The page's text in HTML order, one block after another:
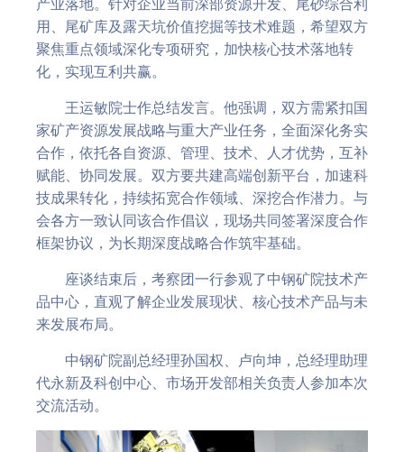
产业落地。针对企业当前深部资源开发、
尾砂综合利
用
、尾矿库及露天坑价值挖掘等技术难题，希望双方
聚焦重点领域深化专项研究，加快核心技术落地转
化，实现互利共赢。
王运敏院士作总结发言。他强调，双方需紧扣国
家矿产资源发展战略与重大产业任务，全面深化务实
合作，依托各自资源、管理、技术、人才优势，互补
赋能、协同发展。双方要共建高端创新平台，加速科
技成果转化，持续拓宽合作领域、深挖合作潜力。与
会各方一致认同该合作倡议，现场共同签署深度合作
框架协议，为长期深度战略合作筑牢基础。
座谈结束后，考察团一行参观了中钢矿院技术产
品中心，直观了解企业发展现状、核心技术产品与未
来发展布局。
中钢矿院副总经理孙国权、卢向坤，总经理助理
代永新及科创中心、市场开发部相关负责人参加本次
交流活动。